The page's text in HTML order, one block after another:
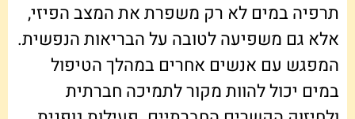
תרפיה במים לא רק משפרת את המצב הפיזי,
אלא גם משפיעה לטובה על הבריאות הנפשית.
המפגש עם אנשים אחרים במהלך הטיפול
במים יכול להוות מקור לתמיכה חברתית